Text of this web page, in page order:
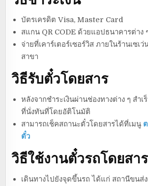
บัตรเครดิต Visa, Master Card
สแกน QR CODE ด้วยแอปธนาคารต่าง
จ่ายที่เคาร์เตอร์เซอร์วิส ภายในร้านเซเว่
สาขา
วิธีรับตั๋วโดยสาร
หลังจากชำระเงินผ่านช่องทางต่าง ๆ สำ
ที่นั่งทันที่โดยอัติโนมัติ
สามารถเช็คสถานะตั๋วโดยสารได้ที่เมนู
ตั๋ว
วิธีใช้งานตั๋วรถโดยสาร
เดินทางไปยังจุดขึ้นรถ ได้แก่ สถานีขนส่